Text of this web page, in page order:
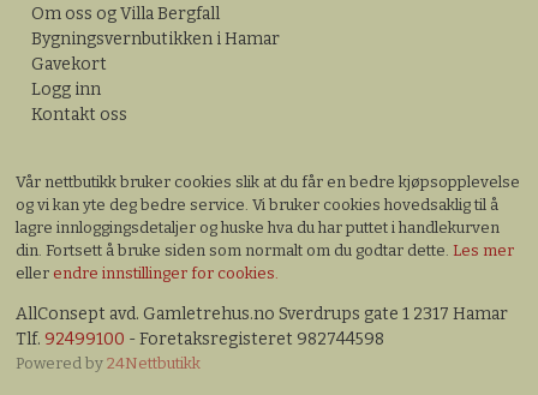
Om oss og Villa Bergfall
Bygningsvernbutikken i Hamar
Gavekort
Logg inn
Kontakt oss
Vår nettbutikk bruker cookies slik at du får en bedre kjøpsopplevelse
og vi kan yte deg bedre service. Vi bruker cookies hovedsaklig til å
lagre innloggingsdetaljer og huske hva du har puttet i handlekurven
din. Fortsett å bruke siden som normalt om du godtar dette.Les mer
eller endre innstillinger for cookies.
AllConsept avd. Gamletrehus.no Sverdrups gate 1 2317 Hamar
Tlf. 92499100 - Foretaksregisteret 982744598
Powered by24Nettbutikk